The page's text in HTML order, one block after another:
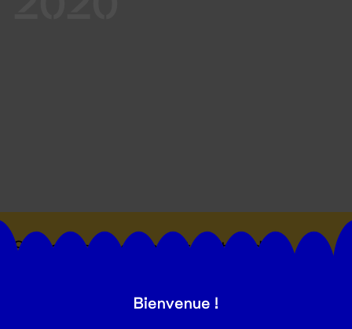
Suivez toutes les actualités du
Bienvenue !